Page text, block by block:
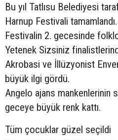
Bu yıl Tatlısu Belediyesi
Harnup Festivali tamamlandı.
Festivalin 2. gecesinde
Yetenek Sizsiniz
Akrobasi ve İllüzyonist
büyük ilgi gördü.
Angelo ajans mankenlerinin
geceye büyük renk kattı.
Tüm çocuklar güzel seçildi